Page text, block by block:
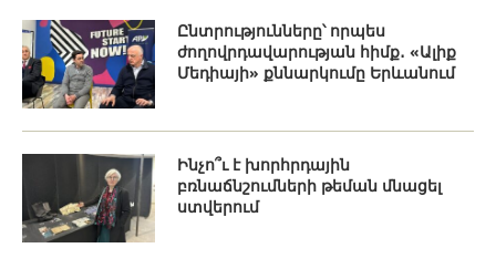
Ընտրությունները՝ որպես
ժողովրդավարության հիմք․ «Ալիք
Մեդիայի» քննարկումը Երևանում
Ինչո՞ւ է խորհրդային
բռնաճնշումների թեման մնացել
ստվերում